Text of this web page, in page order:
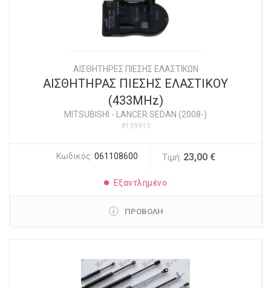
ΑΙΣΘΗΤΗΡΕΣ ΠΙΕΣΗΣ ΕΛΑΣΤΙΚΩΝ
ΑΙΣΘΗΤΗΡΑΣ ΠΙΕΣΗΣ ΕΛΑΣΤΙΚΟΥ
(433MHz)
MITSUBISHI - LANCER SEDAN (2008-)
#139913
Κωδικός: 061108600 Τιμή: 23,00 €
Εξαντλημένο
ΠΡΟΒΟΛΗ